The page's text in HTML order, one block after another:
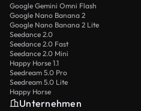
Google Gemini Omni Flash
Google Nano Banana 2
Google Nano Banana 2 Lite
Seedance 2.0
Seedance 2.0 Fast
Seedance 2.0 Mini
Happy Horse 1.1
Seedream 5.0 Pro
Seedream 5.0 Lite
Happy Horse
Unternehmen